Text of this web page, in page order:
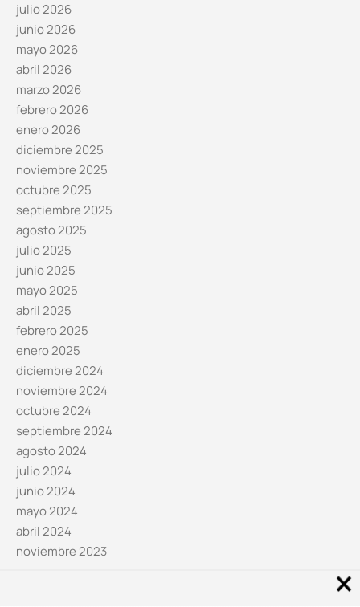
julio 2026
junio 2026
mayo 2026
abril 2026
marzo 2026
febrero 2026
enero 2026
diciembre 2025
noviembre 2025
octubre 2025
septiembre 2025
agosto 2025
julio 2025
junio 2025
mayo 2025
abril 2025
febrero 2025
enero 2025
diciembre 2024
noviembre 2024
octubre 2024
septiembre 2024
agosto 2024
julio 2024
junio 2024
mayo 2024
abril 2024
noviembre 2023